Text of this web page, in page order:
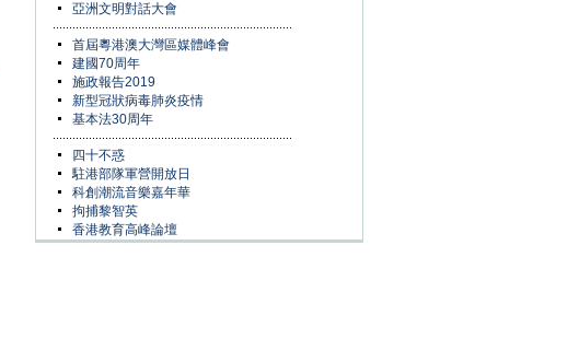
亞洲文明對話大會
首屆粵港澳大灣區媒體峰會
建國70周年
施政報告2019
新型冠狀病毒肺炎疫情
基本法30周年
四十不惑
駐港部隊軍營開放日
科創潮流音樂嘉年華
拘捕黎智英
香港教育高峰論壇